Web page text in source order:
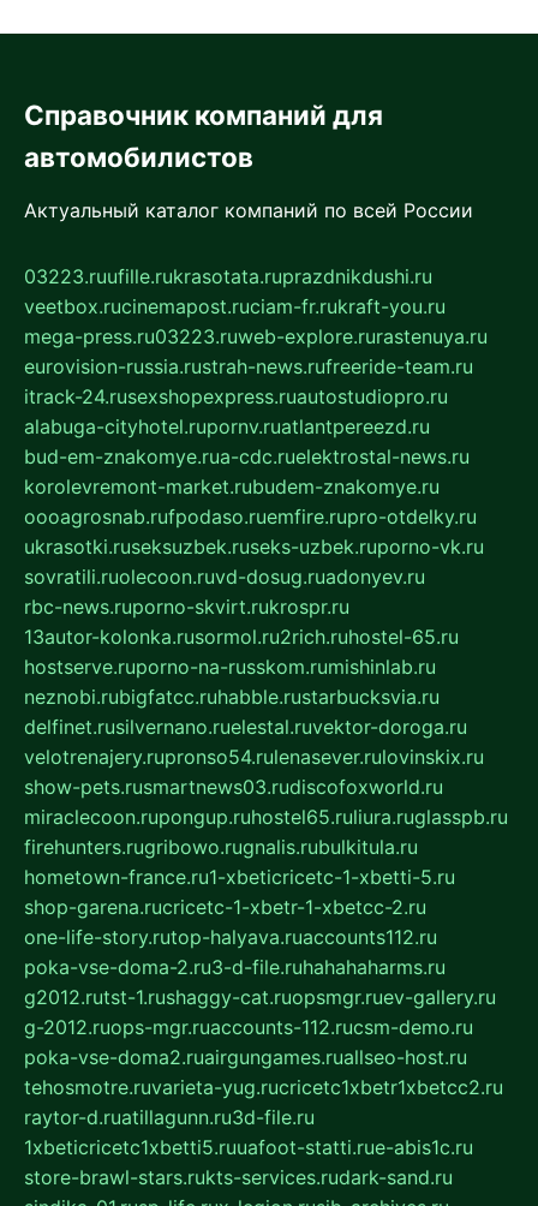
Справочник компаний для
автомобилистов
Актуальный каталог компаний по всей России
03223.ruufille.rukrasotata.ruprazdnikdushi.ru
veetbox.rucinemapost.ruciam-fr.rukraft-you.ru
mega-press.ru03223.ruweb-explore.rurastenuya.ru
eurovision-russia.rustrah-news.rufreeride-team.ru
itrack-24.rusexshopexpress.ruautostudiopro.ru
alabuga-cityhotel.rupornv.ruatlantpereezd.ru
bud-em-znakomye.rua-cdc.ruelektrostal-news.ru
korolevremont-market.rubudem-znakomye.ru
oooagrosnab.rufpodaso.ruemfire.rupro-otdelky.ru
ukrasotki.ruseksuzbek.ruseks-uzbek.ruporno-vk.ru
sovratili.ruolecoon.ruvd-dosug.ruadonyev.ru
rbc-news.ruporno-skvirt.rukrospr.ru
13autor-kolonka.rusormol.ru2rich.ruhostel-65.ru
hostserve.ruporno-na-russkom.rumishinlab.ru
neznobi.rubigfatcc.ruhabble.rustarbucksvia.ru
delfinet.rusilvernano.ruelestal.ruvektor-doroga.ru
velotrenajery.rupronso54.rulenasever.rulovinskix.ru
show-pets.rusmartnews03.rudiscofoxworld.ru
miraclecoon.rupongup.ruhostel65.ruliura.ruglasspb.ru
firehunters.rugribowo.rugnalis.rubulkitula.ru
hometown-france.ru1-xbeticricetc-1-xbetti-5.ru
shop-garena.rucricetc-1-xbetr-1-xbetcc-2.ru
one-life-story.rutop-halyava.ruaccounts112.ru
poka-vse-doma-2.ru3-d-file.ruhahahaharms.ru
g2012.rutst-1.rushaggy-cat.ruopsmgr.ruev-gallery.ru
g-2012.ruops-mgr.ruaccounts-112.rucsm-demo.ru
poka-vse-doma2.ruairgungames.ruallseo-host.ru
tehosmotre.ruvarieta-yug.rucricetc1xbetr1xbetcc2.ru
raytor-d.ruatillagunn.ru3d-file.ru
1xbeticricetc1xbetti5.ruuafoot-statti.rue-abis1c.ru
store-brawl-stars.rukts-services.rudark-sand.ru